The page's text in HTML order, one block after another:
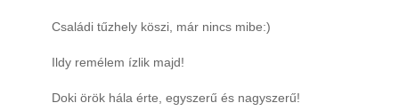
Családi tűzhely köszi, már nincs mibe:)
Ildy remélem ízlik majd!
Doki örök hála érte, egyszerű és nagyszerű!